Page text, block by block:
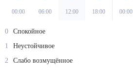
00:00 06:00 12:00 18:00 00:00
0
Спокойное
1
Неустойчивое
2
Слабо возмущённое